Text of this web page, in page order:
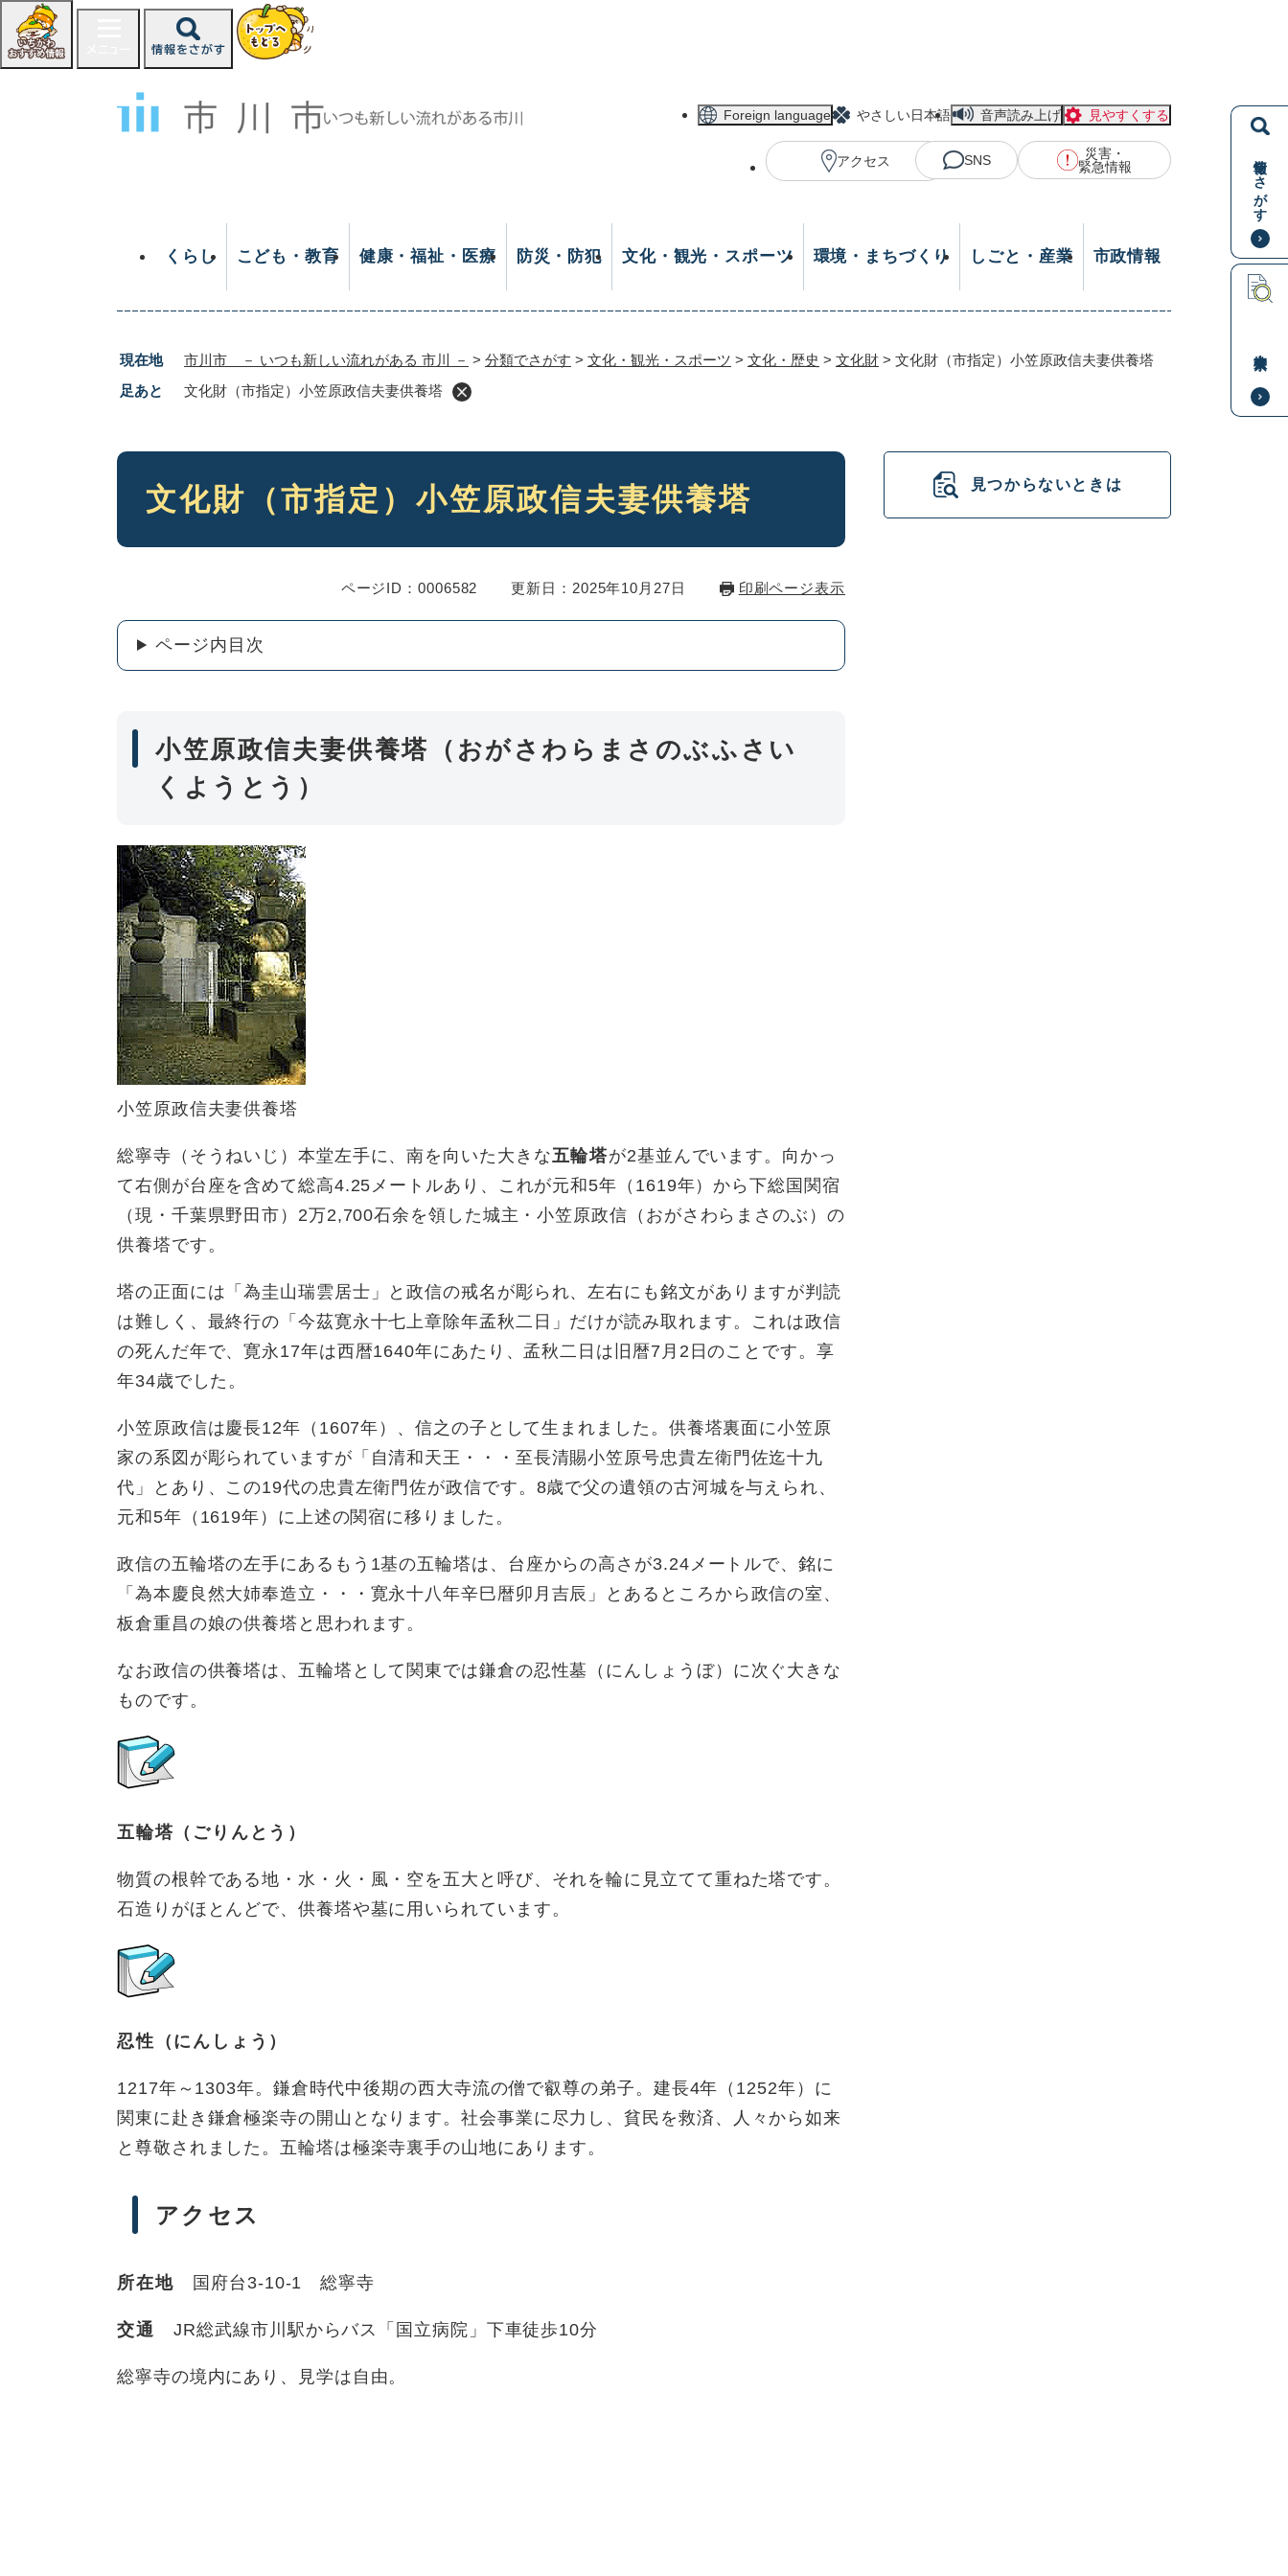
ジ
情報をさがす
Foreign language やさしい日本語 音声読み上げ 見やすくする
アクセス SNS
災害・
緊急情報
くらし こども・教育 健康・福祉・医療 防災・防犯 文化・観光・スポーツ 環境・まちづくり しごと・産業 市政情報
現在地 市川市 － いつも新しい流れがある 市川 － > 分類でさがす > 文化・観光・スポーツ > 文化・歴史 > 文化財 > 文化財（市指定）小笠原政信夫妻供養塔
足あと
文化財（市指定）小笠原政信夫妻供養塔
本
文化財（市指定）小笠原政信夫妻供養塔
ページID：0006582 更新日：2025年10月27日 印刷ページ表示
ページ内目次
小笠原政信夫妻供養塔（おがさわらまさのぶふさい
くようとう）
小笠原政信夫妻供養塔
総寧寺（そうねいじ）本堂左手に、南を向いた大きな五輪塔が2基並んでいます。向かっ
て右側が台座を含めて総高4.25メートルあり、これが元和5年（1619年）から下総国関宿
（現・千葉県野田市）2万2,700石余を領した城主・小笠原政信（おがさわらまさのぶ）の
供養塔です。
塔の正面には「為圭山瑞雲居士」と政信の戒名が彫られ、左右にも銘文がありますが判読
は難しく、最終行の「今茲寛永十七上章除年孟秋二日」だけが読み取れます。これは政信
の死んだ年で、寛永17年は西暦1640年にあたり、孟秋二日は旧暦7月2日のことです。享
年34歳でした。
小笠原政信は慶長12年（1607年）、信之の子として生まれました。供養塔裏面に小笠原
家の系図が彫られていますが「自清和天王・・・至長清賜小笠原号忠貴左衛門佐迄十九
代」とあり、この19代の忠貴左衛門佐が政信です。8歳で父の遺領の古河城を与えられ、
元和5年（1619年）に上述の関宿に移りました。
政信の五輪塔の左手にあるもう1基の五輪塔は、台座からの高さが3.24メートルで、銘に
「為本慶良然大姉奉造立・・・寛永十八年辛巳暦卯月吉辰」とあるところから政信の室、
板倉重昌の娘の供養塔と思われます。
なお政信の供養塔は、五輪塔として関東では鎌倉の忍性墓（にんしょうぼ）に次ぐ大きな
ものです。
五輪塔（ごりんとう）
物質の根幹である地・水・火・風・空を五大と呼び、それを輪に見立てて重ねた塔です。
石造りがほとんどで、供養塔や墓に用いられています。
忍性（にんしょう）
1217年～1303年。鎌倉時代中後期の西大寺流の僧で叡尊の弟子。建長4年（1252年）に
関東に赴き鎌倉極楽寺の開山となります。社会事業に尽力し、貧民を救済、人々から如来
と尊敬されました。五輪塔は極楽寺裏手の山地にあります。
アクセス
所在地 国府台3-10-1 総寧寺
交通JR総武線市川駅からバス「国立病院」下車徒歩10分
総寧寺の境内にあり、見学は自由。
見つからないときは